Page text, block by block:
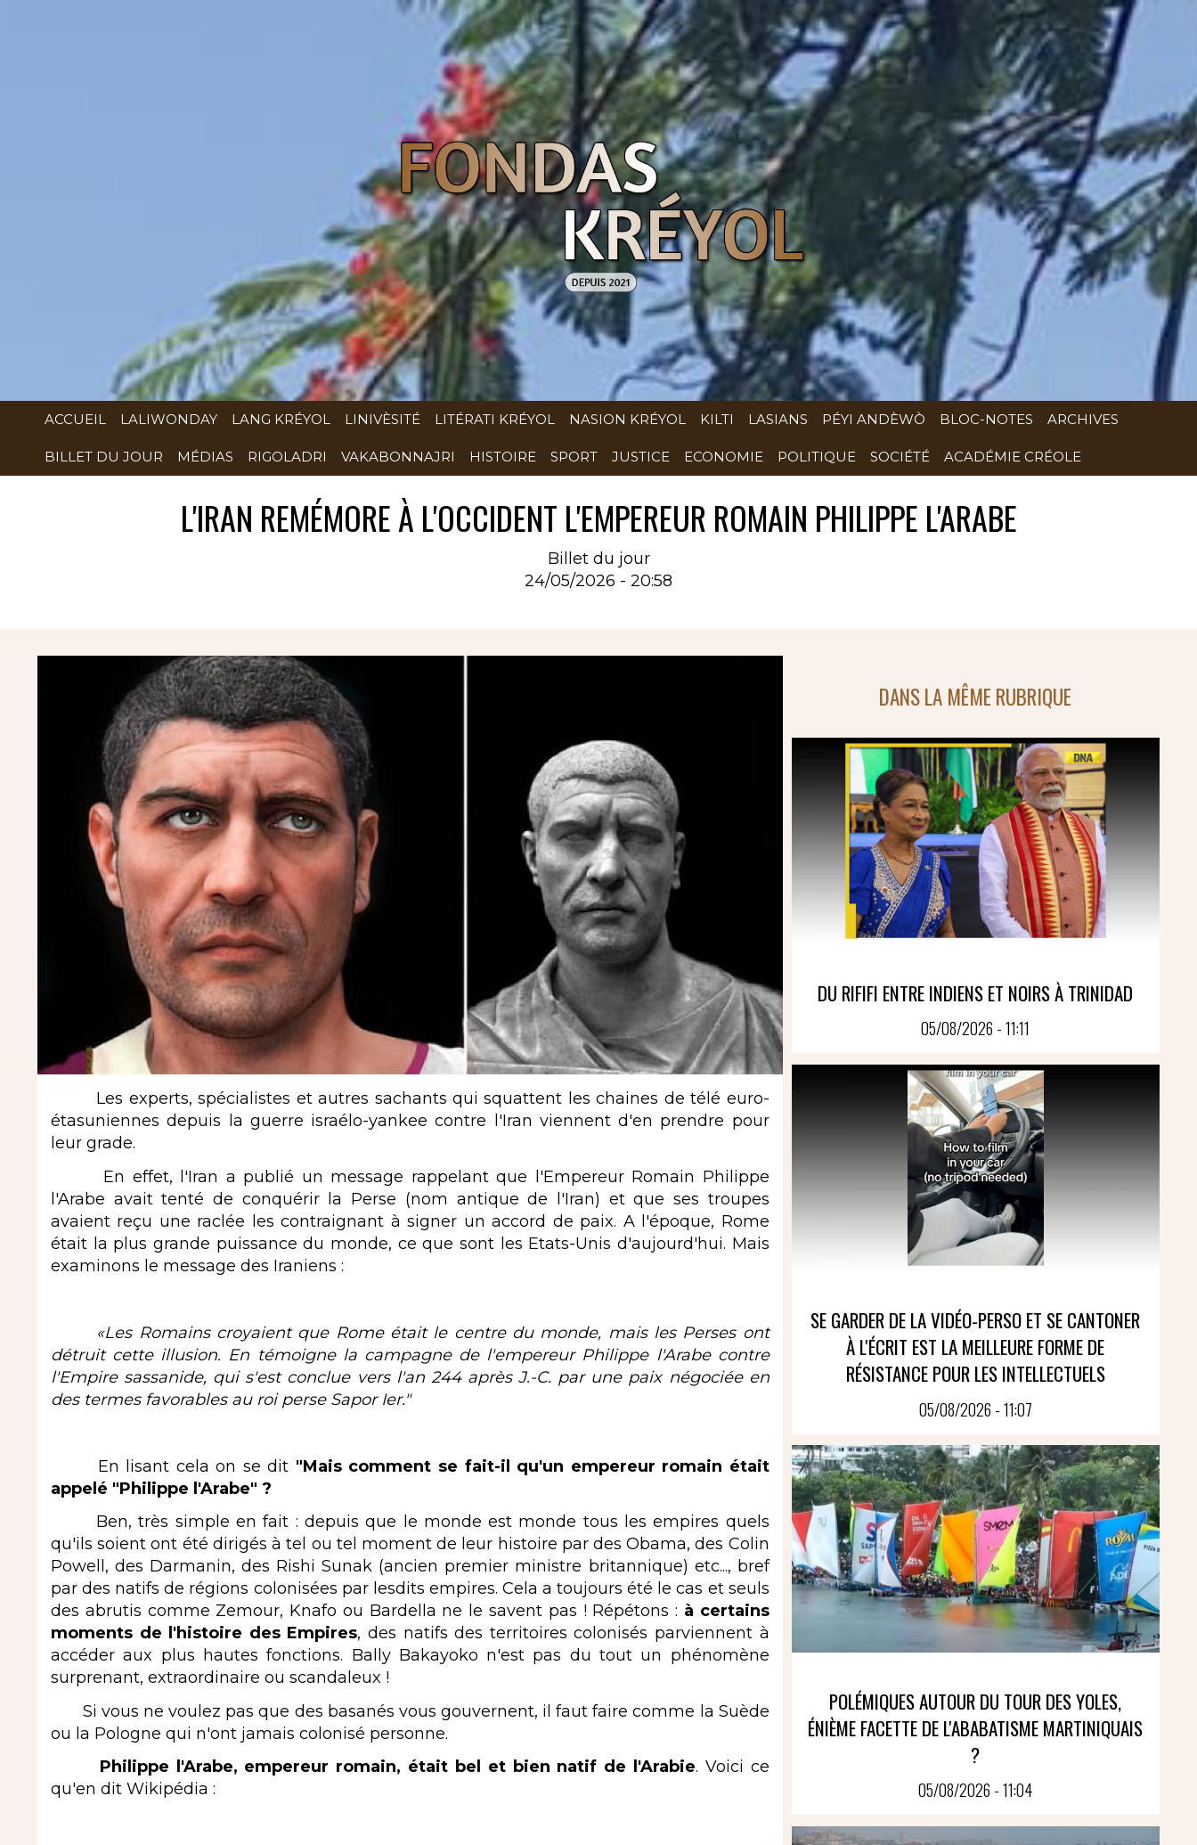
ACCUEIL LALIWONDAY LANG KRÉYOL LINIVÈSITÉ LITÉRATI KRÉYOL NASION KRÉYOL KILTI LASIANS PÉYI ANDÈWÒ BLOC-NOTES ARCHIVES
BILLET DU JOUR MÉDIAS RIGOLADRI VAKABONNAJRI HISTOIRE SPORT JUSTICE ECONOMIE POLITIQUE SOCIÉTÉ ACADÉMIE CRÉOLE
L'IRAN REMÉMORE À L'OCCIDENT L'EMPEREUR ROMAIN PHILIPPE L'ARABE
Billet du jour
24/05/2026 - 20:58
Les experts, spécialistes et autres sachants qui squattent les chaines de télé euro-
étasuniennes depuis la guerre israélo-yankee contre l'Iran viennent d'en prendre pour
leur grade.
En effet, l'Iran a publié un message rappelant que l'Empereur Romain Philippe
l'Arabe avait tenté de conquérir la Perse (nom antique de l'Iran) et que ses troupes
avaient reçu une raclée les contraignant à signer un accord de paix. A l'époque, Rome
était la plus grande puissance du monde, ce que sont les Etats-Unis d'aujourd'hui. Mais
examinons le message des Iraniens :
«Les Romains croyaient que Rome était le centre du monde, mais les Perses ont
détruit cette illusion. En témoigne la campagne de l'empereur Philippe l'Arabe contre
l'Empire sassanide, qui s'est conclue vers l'an 244 après J.-C. par une paix négociée en
des termes favorables au roi perse Sapor Ier."
En lisant cela on se dit "Mais comment se fait-il qu'un empereur romain était
appelé "Philippe l'Arabe" ?
Ben, très simple en fait : depuis que le monde est monde tous les empires quels
qu'ils soient ont été dirigés à tel ou tel moment de leur histoire par des Obama, des Colin
Powell, des Darmanin, des Rishi Sunak (ancien premier ministre britannique) etc..., bref
par des natifs de régions colonisées par lesdits empires. Cela a toujours été le cas et seuls
des abrutis comme Zemour, Knafo ou Bardella ne le savent pas ! Répétons : à certains
moments de l'histoire des Empires, des natifs des territoires colonisés parviennent à
accéder aux plus hautes fonctions. Bally Bakayoko n'est pas du tout un phénomène
surprenant, extraordinaire ou scandaleux !
Si vous ne voulez pas que des basanés vous gouvernent, il faut faire comme la Suède
ou la Pologne qui n'ont jamais colonisé personne.
Philippe l'Arabe, empereur romain, était bel et bien natif de l'Arabie. Voici ce
qu'en dit Wikipédia :
DANS LA MÊME RUBRIQUE
DU RIFIFI ENTRE INDIENS ET NOIRS À TRINIDAD
05/08/2026 - 11:11
SE GARDER DE LA VIDÉO-PERSO ET SE CANTONER
À L'ÉCRIT EST LA MEILLEURE FORME DE
RÉSISTANCE POUR LES INTELLECTUELS
05/08/2026 - 11:07
POLÉMIQUES AUTOUR DU TOUR DES YOLES,
ÉNIÈME FACETTE DE L'ABABATISME MARTINIQUAIS
?
05/08/2026 - 11:04